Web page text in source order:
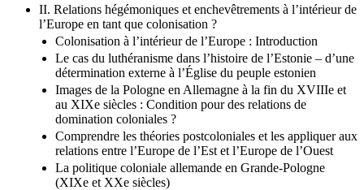
II. Relations hégémoniques et enchevêtrements à l’intérieur de
l’Europe en tant que colonisation ?
Colonisation à l’intérieur de l’Europe : Introduction
Le cas du luthéranisme dans l’histoire de l’Estonie – d’une
détermination externe à l’Église du peuple estonien
Images de la Pologne en Allemagne à la fin du XVIIIe et
au XIXe siècles : Condition pour des relations de
domination coloniales ?
Comprendre les théories postcoloniales et les appliquer aux
relations entre l’Europe de l’Est et l’Europe de l’Ouest
La politique coloniale allemande en Grande-Pologne
(XIXe et XXe siècles)